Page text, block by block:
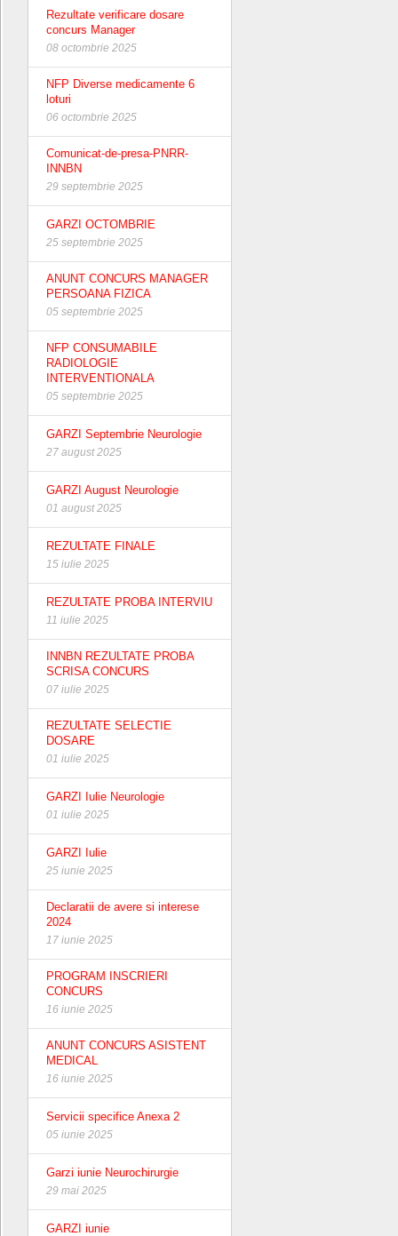
Rezultate verificare dosare
concurs Manager
08 octombrie 2025
NFP Diverse medicamente 6
loturi
06 octombrie 2025
Comunicat-de-presa-PNRR-
INNBN
29 septembrie 2025
GARZI OCTOMBRIE
25 septembrie 2025
ANUNT CONCURS MANAGER
PERSOANA FIZICA
05 septembrie 2025
NFP CONSUMABILE
RADIOLOGIE
INTERVENTIONALA
05 septembrie 2025
GARZI Septembrie Neurologie
27 august 2025
GARZI August Neurologie
01 august 2025
REZULTATE FINALE
15 iulie 2025
REZULTATE PROBA INTERVIU
11 iulie 2025
INNBN REZULTATE PROBA
SCRISA CONCURS
07 iulie 2025
REZULTATE SELECTIE
DOSARE
01 iulie 2025
GARZI Iulie Neurologie
01 iulie 2025
GARZI Iulie
25 iunie 2025
Declaratii de avere si interese
2024
17 iunie 2025
PROGRAM INSCRIERI
CONCURS
16 iunie 2025
ANUNT CONCURS ASISTENT
MEDICAL
16 iunie 2025
Servicii specifice Anexa 2
05 iunie 2025
Garzi iunie Neurochirurgie
29 mai 2025
GARZI iunie